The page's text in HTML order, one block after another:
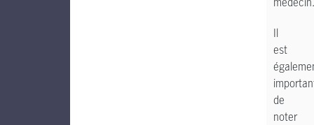
Il
est
de
noter